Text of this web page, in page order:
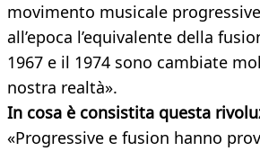
movimento musicale
all’epoca l’equivalente della
1967 e il 1974 sono cambiate
nostra realtà».
In cosa è consistita questa
«Progressive e fusion hanno